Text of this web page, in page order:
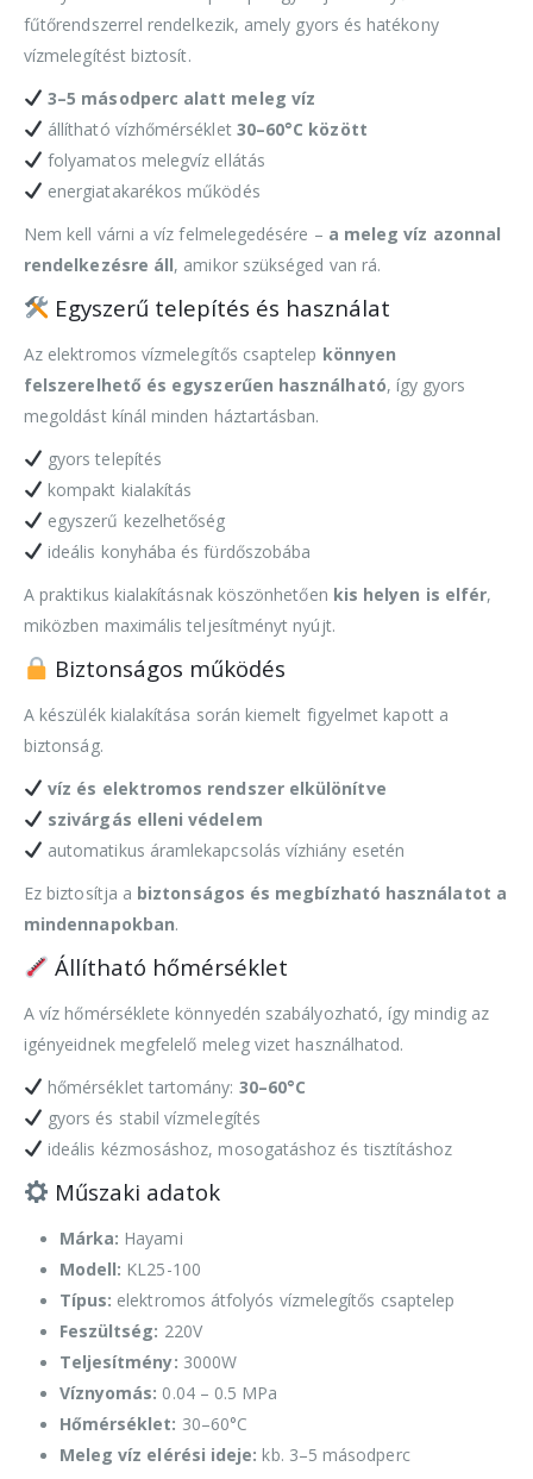
fűtőrendszerrel rendelkezik, amely gyors és hatékony
vízmelegítést biztosít.
3–5 másodperc alatt meleg víz
állítható vízhőmérséklet 30–60°C között
folyamatos melegvíz ellátás
energiatakarékos működés
Nem kell várni a víz felmelegedésére – a meleg víz azonnal
rendelkezésre áll, amikor szükséged van rá.
Egyszerű telepítés és használat
Az elektromos vízmelegítős csaptelep könnyen
felszerelhető és egyszerűen használható, így gyors
megoldást kínál minden háztartásban.
gyors telepítés
kompakt kialakítás
egyszerű kezelhetőség
ideális konyhába és fürdőszobába
A praktikus kialakításnak köszönhetően kis helyen is elfér,
miközben maximális teljesítményt nyújt.
Biztonságos működés
A készülék kialakítása során kiemelt figyelmet kapott a
biztonság.
víz és elektromos rendszer elkülönítve
szivárgás elleni védelem
automatikus áramlekapcsolás vízhiány esetén
Ez biztosítja a biztonságos és megbízható használatot a
mindennapokban.
Állítható hőmérséklet
A víz hőmérséklete könnyedén szabályozható, így mindig az
igényeidnek megfelelő meleg vizet használhatod.
hőmérséklet tartomány: 30–60°C
gyors és stabil vízmelegítés
ideális kézmosáshoz, mosogatáshoz és tisztításhoz
Műszaki adatok
Márka: Hayami
Modell: KL25-100
Típus: elektromos átfolyós vízmelegítős csaptelep
Feszültség: 220V
Teljesítmény: 3000W
Víznyomás: 0.04 – 0.5 MPa
Hőmérséklet: 30–60°C
Meleg víz elérési ideje: kb. 3–5 másodperc